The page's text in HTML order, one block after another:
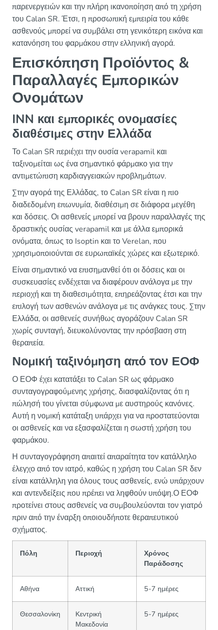
παρενεργειών και την πλήρη ικανοποίηση από τη χρήση
του Calan SR. Έτσι, η προσωπική εμπειρία του κάθε
ασθενούς μπορεί να συμβάλει στη γενικότερη εικόνα και
κατανόηση του φαρμάκου στην ελληνική αγορά.
Επισκόπηση Προϊόντος &
Παραλλαγές Εμπορικών
Ονομάτων
INN και εμπορικές ονομασίες
διαθέσιμες στην Ελλάδα
Το Calan SR περιέχει την ουσία verapamil και
ταξινομείται ως ένα σημαντικό φάρμακο για την
αντιμετώπιση καρδιαγγειακών προβλημάτων.
Στην αγορά της Ελλάδας, το Calan SR είναι η πιο
διαδεδομένη επωνυμία, διαθέσιμη σε διάφορα μεγέθη
και δόσεις. Οι ασθενείς μπορεί να βρουν παραλλαγές της
δραστικής ουσίας verapamil και με άλλα εμπορικά
ονόματα, όπως το Isoptin και το Verelan, που
χρησιμοποιούνται σε ευρωπαϊκές χώρες και εξωτερικό.
Είναι σημαντικό να επισημανθεί ότι οι δόσεις και οι
συσκευασίες ενδέχεται να διαφέρουν ανάλογα με την
περιοχή και τη διαθεσιμότητα, επηρεάζοντας έτσι και την
επιλογή των ασθενών ανάλογα με τις ανάγκες τους. Στην
Ελλάδα, οι ασθενείς συνήθως αγοράζουν Calan SR
χωρίς συνταγή, διευκολύνοντας την πρόσβαση στη
θεραπεία.
Νομική ταξινόμηση από τον ΕΟΦ
Ο ΕΟΦ έχει κατατάξει το Calan SR ως φάρμακο
συνταγογραφούμενης χρήσης, διασφαλίζοντας ότι η
πώλησή του γίνεται σύμφωνα με αυστηρούς κανόνες.
Αυτή η νομική κατάταξη υπάρχει για να προστατεύονται
οι ασθενείς και να εξασφαλίζεται η σωστή χρήση του
φαρμάκου.
Η συνταγογράφηση απαιτεί απαραίτητα τον κατάλληλο
έλεγχο από τον ιατρό, καθώς η χρήση του Calan SR δεν
είναι κατάλληλη για όλους τους ασθενείς, ενώ υπάρχουν
και αντενδείξεις που πρέπει να ληφθούν υπόψη.Ο ΕΟΦ
προτείνει στους ασθενείς να συμβουλεύονται τον γιατρό
πριν από την έναρξη οποιουδήποτε θεραπευτικού
σχήματος.
Πόλη Περιοχή
Χρόνος
Παράδοσης
Αθήνα Αττική 5-7 ημέρες
Θεσσαλονίκη
Κεντρική
Μακεδονία
5-7 ημέρες